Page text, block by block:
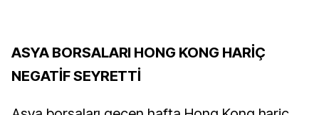
ASYA BORSALARI HONG KONG HARİÇ
NEGATİF SEYRETTİ